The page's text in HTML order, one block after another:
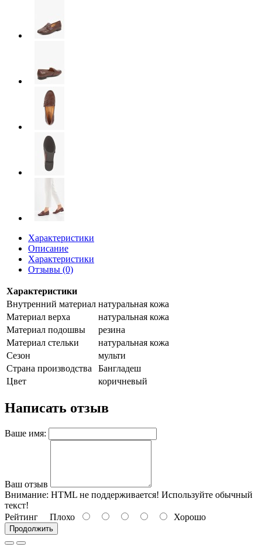
Характеристики
Описание
Характеристики
Отзывы (0)
Характеристики
Внутренний материал натуральная кожа
Материал верха
натуральная кожа
Материал подошвы
резина
Материал стельки
натуральная кожа
Сезон
мульти
Страна производства
Бангладеш
Цвет
коричневый
Написать отзыв
Ваше имя:
Ваш отзыв
Внимание: HTML не поддерживается! Используйте обычный
текст!
Рейтинг Плохо Хорошо
Продолжить